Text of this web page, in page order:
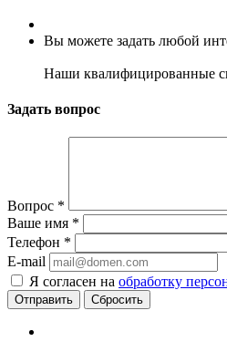
Вы можете задать любой
Наши квалифицированные
Задать вопрос
Вопрос *
Ваше имя *
Телефон *
E-mail
Я согласен на обработку
Сбросить